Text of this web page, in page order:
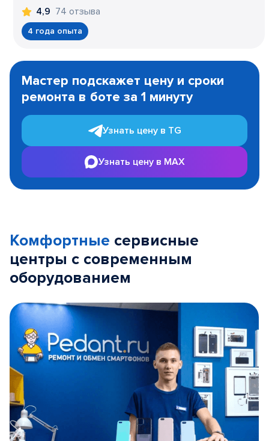
4,9 74 отзыва
4 года опыта
1
Мастер подскажет цену и сроки
ремонта в боте за 1 минуту
Узнать цену в TG
Узнать цену в MAX
Комфортные сервисные
центры с современным
оборудованием